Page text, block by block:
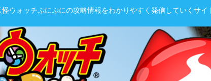
怪ウォッチぷにぷにの攻略情報をわかりやすく発信していくサイ